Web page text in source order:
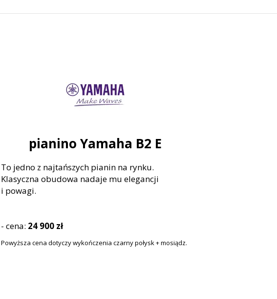
To jedno z najtańszych pianin na rynku.
Klasyczna obudowa nadaje mu elegancji
i powagi.
- cena: 24 900 zł
Powyższa cena dotyczy wykończenia czarny połysk + mosiądz.
pianino Yamaha B2 E